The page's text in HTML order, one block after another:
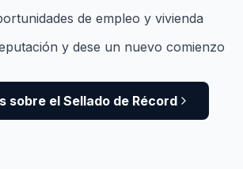
de empleo y vivienda
y dese un nuevo comienzo
sobre el Sellado de Récord